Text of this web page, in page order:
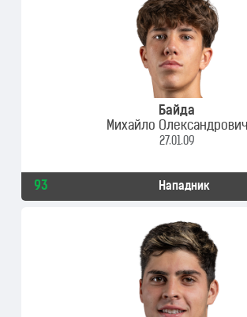
Байда
Михайло Олександрович
27.01.09
93 Нападник